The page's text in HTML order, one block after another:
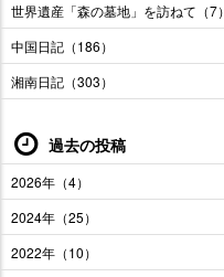
世界遺産「森の墓地」を訪ねて（7）
中国日記（186）
湘南日記（303）
過去の投稿
2026年（4）
2024年（25）
2022年（10）